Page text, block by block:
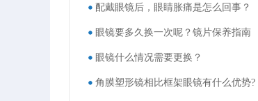
配戴眼镜后，眼睛胀痛是怎么回事？
眼镜要多久换一次呢？镜片保养指南
眼镜什么情况需要更换？
角膜塑形镜相比框架眼镜有什么优势?